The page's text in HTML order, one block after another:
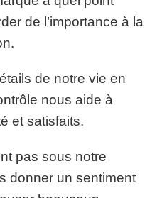
de l’importance à la
de notre vie en
nous aide à
et satisfaits.
pas sous notre
donner un sentiment